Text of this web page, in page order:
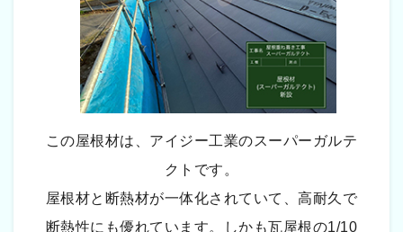
この屋根材は、アイジー工業のスーパーガルテ
クトです。
屋根材と断熱材が一体化されていて、高耐久で
断熱性にも優れています。しかも瓦屋根の1/10